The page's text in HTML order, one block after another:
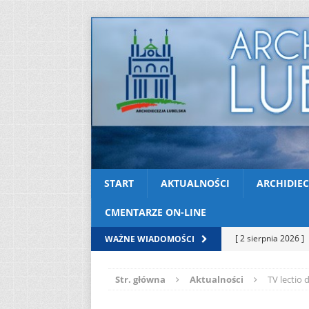
START AKTUALNOŚCI
CMENTARZE ON-LINE
WAŻNE WIADOMOŚCI [ 2 sierpnia 2026 ]
[ 2 sierpnia 2026 ]
Str. główna Aktualności TV lectio